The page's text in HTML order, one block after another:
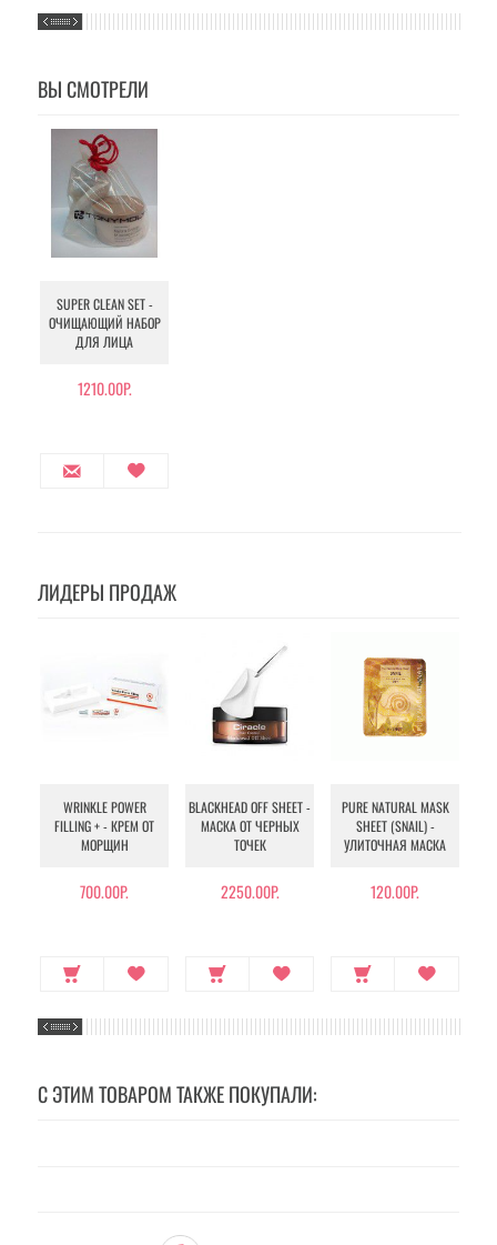
ВЫ СМОТРЕЛИ
SUPER CLEAN SET -
ОЧИЩАЮЩИЙ НАБОР
ДЛЯ ЛИЦА
1210.00Р.
ЛИДЕРЫ ПРОДАЖ
WRINKLE POWER
FILLING + - КРЕМ ОТ
МОРЩИН
700.00Р.
BLACKHEAD OFF SHEET -
МАСКА ОТ ЧЕРНЫХ
ТОЧЕК
2250.00Р.
PURE NATURAL MASK
SHEET (SNAIL) -
УЛИТОЧНАЯ МАСКА
120.00Р.
С ЭТИМ ТОВАРОМ ТАКЖЕ ПОКУПАЛИ: